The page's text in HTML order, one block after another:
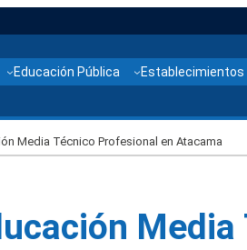
Educación Pública Establecimientos
Media Técnico Profesional en Atacama